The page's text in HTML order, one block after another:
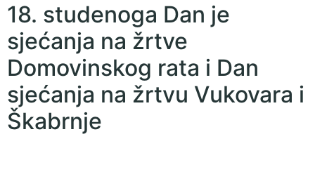
18. studenoga Dan je
sjećanja na žrtve
Domovinskog rata i Dan
sjećanja na žrtvu Vukovara i
Škabrnje